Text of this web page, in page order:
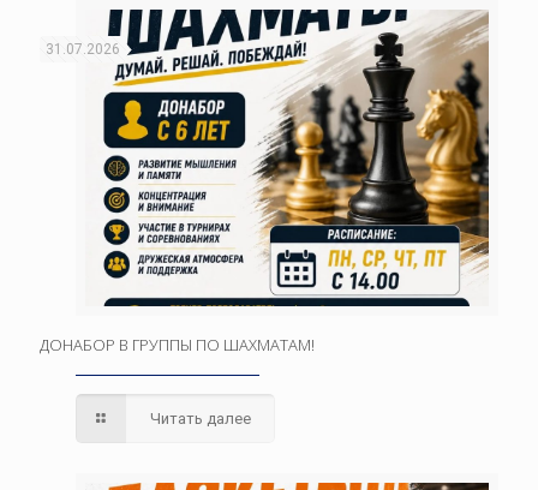
31.07.2026
ДОНАБОР В ГРУППЫ ПО ШАХМАТАМ!
Читать далее